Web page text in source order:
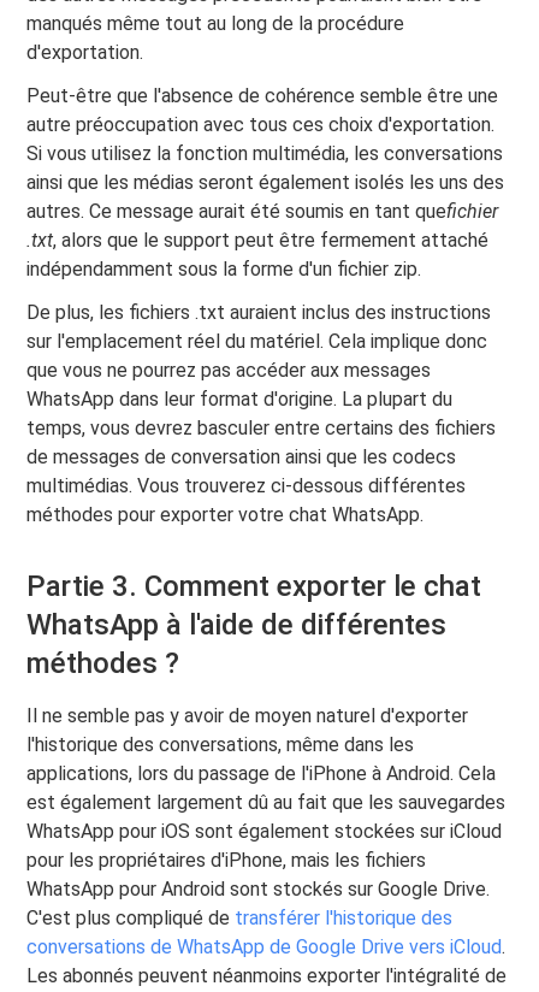
manqués même tout au long de la procédure
d'exportation.
Peut-être que l'absence de cohérence semble être une
autre préoccupation avec tous ces choix d'exportation.
Si vous utilisez la fonction multimédia, les conversations
ainsi que les médias seront également isolés les uns des
autres. Ce message aurait été soumis en tant quefichier
.txt, alors que le support peut être fermement attaché
indépendamment sous la forme d'un fichier zip.
De plus, les fichiers .txt auraient inclus des instructions
sur l'emplacement réel du matériel. Cela implique donc
que vous ne pourrez pas accéder aux messages
WhatsApp dans leur format d'origine. La plupart du
temps, vous devrez basculer entre certains des fichiers
de messages de conversation ainsi que les codecs
multimédias. Vous trouverez ci-dessous différentes
méthodes pour exporter votre chat WhatsApp.
Partie 3. Comment exporter le chat
WhatsApp à l'aide de différentes
méthodes ?
Il ne semble pas y avoir de moyen naturel d'exporter
l'historique des conversations, même dans les
applications, lors du passage de l'iPhone à Android. Cela
est également largement dû au fait que les sauvegardes
WhatsApp pour iOS sont également stockées sur iCloud
pour les propriétaires d'iPhone, mais les fichiers
WhatsApp pour Android sont stockés sur Google Drive.
C'est plus compliqué de transférer l'historique des
conversations de WhatsApp de Google Drive vers iCloud.
Les abonnés peuvent néanmoins exporter l'intégralité de